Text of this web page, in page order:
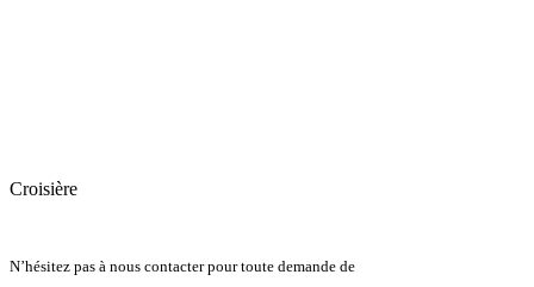
Croisière
N’hésitez pas à nous contacter pour toute demande de